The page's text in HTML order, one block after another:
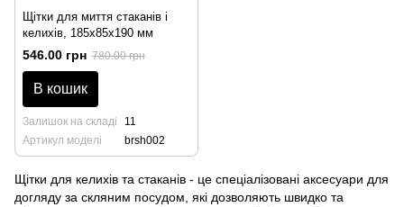
Щітки для миття стаканів і
келихів, 185x85х190 мм
546.00 грн 780.00 грн
В кошик
Залишок на складі
11
Артикул моделі
brsh002
Щітки для келихів та стаканів - це спеціалізовані аксесуари для
догляду за скляним посудом, які дозволяють швидко та